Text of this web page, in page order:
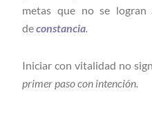
metas que no se
deconstancia.
Iniciar con vitalidad no
primer paso con intención.